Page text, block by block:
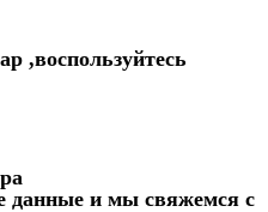
,воспользуйтесь
данные и мы свяжемся с